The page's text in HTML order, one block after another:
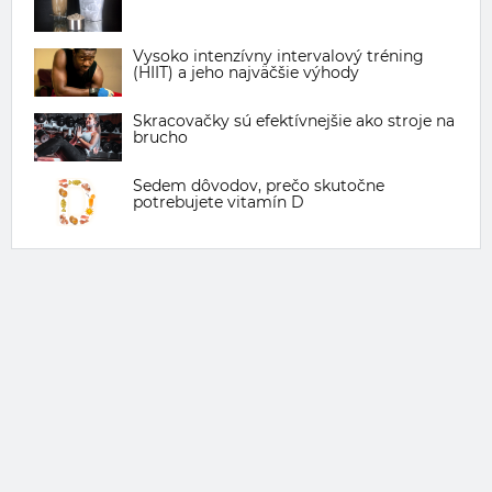
Vysoko intenzívny intervalový tréning
(HIIT) a jeho najväčšie výhody
Skracovačky sú efektívnejšie ako stroje na
brucho
Sedem dôvodov, prečo skutočne
potrebujete vitamín D